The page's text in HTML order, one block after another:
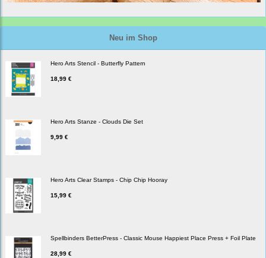
Neu im Shop
Hero Arts Stencil - Butterfly Pattern
18,99 €
Hero Arts Stanze - Clouds Die Set
9,99 €
Hero Arts Clear Stamps - Chip Chip Hooray
15,99 €
Spellbinders BetterPress - Classic Mouse Happiest Place Press + Foil Plate
28,99 €